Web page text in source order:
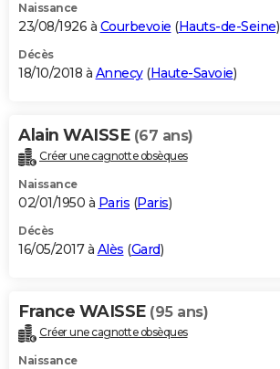
Naissance
23/08/1926 à Courbevoie (Hauts-de-Seine)
Décès
18/10/2018 à Annecy(Haute-Savoie)
Alain WAISSE (67 ans)
Créer une cagnotte obsèques
Naissance
02/01/1950 à Paris (Paris)
Décès
16/05/2017 à Alès (Gard)
France WAISSE (95 ans)
Créer une cagnotte obsèques
Naissance